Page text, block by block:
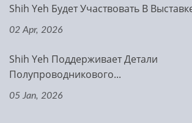
Shih Yeh Будет Участвовать В
02 Apr, 2026
Shih Yeh Поддерживает Детали
Полупроводникового...
05 Jan, 2026